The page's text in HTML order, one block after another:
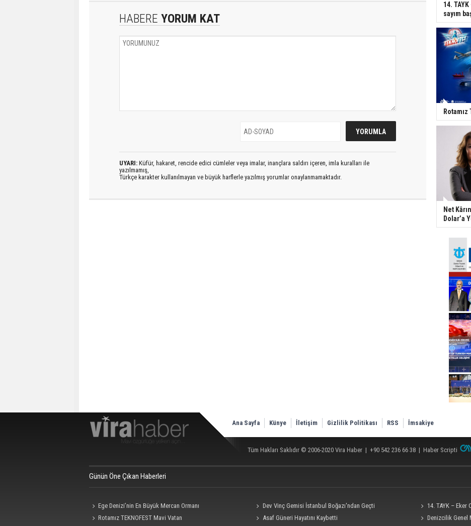
HABERE YORUM KAT
UYARI: Küfür, hakaret, rencide edici cümleler veya imalar, inançlara saldırı içeren, imla kuralları ile
yazılmamış,
Türkçe karakter kullanılmayan ve büyük harflerle yazılmış yorumlar onaylanmamaktadır.
14.
sayım
Rotamız
Net
Dolar’a
Ana Sayfa Künye İletişim Gizlilik Politikası RSS İmsakiye
Tüm Hakları Saklıdır © 2006-2020 Vira Haber | +90 542 236 66 38 | Haber Scripti
Günün Öne Çıkan Haberleri
Ege Denizi’nin En Büyük Mercan Ormanı Dev Vinç Gemisi İstanbul Boğazı'ndan Geçti
14. TAYK – Eker
Rotamız TEKNOFEST Mavi Vatan
Asaf Güneri Hayatını Kaybetti Denizcilik Genel